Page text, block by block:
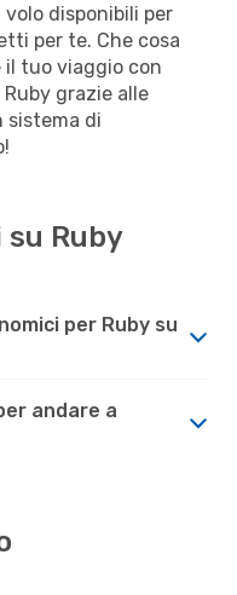
disponibili per
per te. Che cosa
il tuo viaggio con
grazie alle
sistema di
Ruby
per Ruby su
andare a